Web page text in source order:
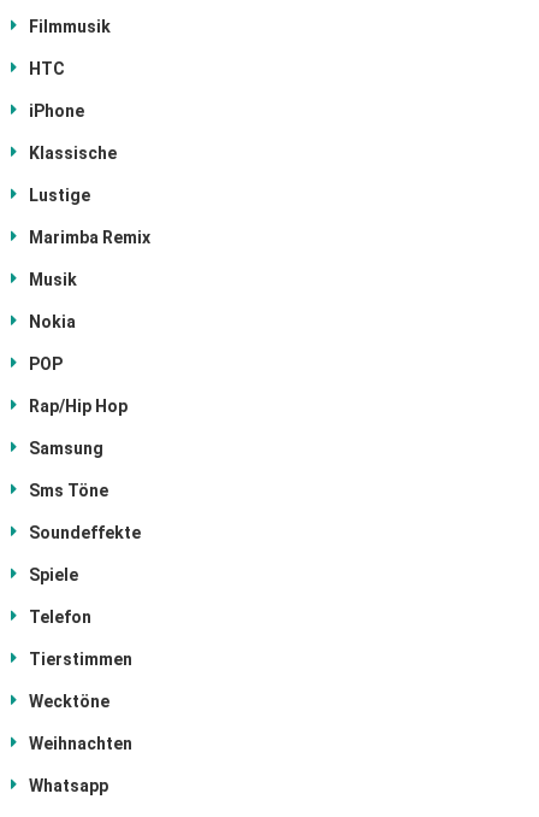
Filmmusik
HTC
iPhone
Klassische
Lustige
Marimba Remix
Musik
Nokia
POP
Rap/Hip Hop
Samsung
Sms Töne
Soundeffekte
Spiele
Telefon
Tierstimmen
Wecktöne
Weihnachten
Whatsapp